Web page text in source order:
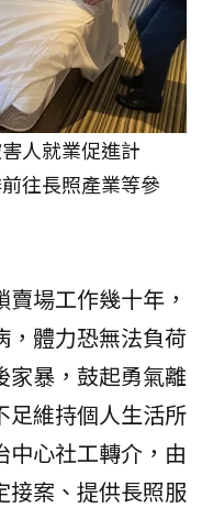
人就業促進計
往長照產業等參
場工作幾十年，
，體力恐無法負荷
家暴，鼓起勇氣離
足維持個人生活所
中心社工轉介，由
接案、提供長照服